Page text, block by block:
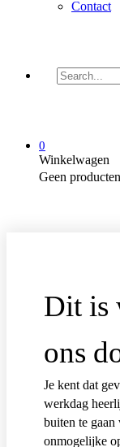
Contact
0
Winkelwagen
Geen
Dit is
ons
Je kent dat
werkdag
buiten te gaan
onmogelijke